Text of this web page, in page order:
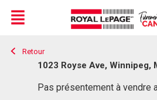
Live
En Direct
Menu
Retour
1023 Royse Ave, Winnipeg,
Pas présentement à vendre